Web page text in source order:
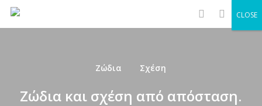
Skip
search
Ζώδια Σχέση
Ζώδια και σχέση από απόσταση.
CLOSE